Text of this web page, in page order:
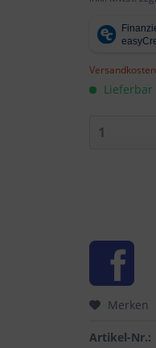
Lieferbar
Merken
Artikel-Nr.: